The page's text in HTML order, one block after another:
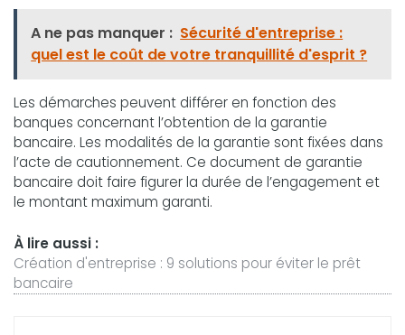
A ne pas manquer : Sécurité d'entreprise :
quel est le coût de votre tranquillité d'esprit ?
Les démarches peuvent différer en fonction des
banques concernant l’obtention de la garantie
bancaire. Les modalités de la garantie sont fixées dans
l’acte de cautionnement. Ce document de garantie
bancaire doit faire figurer la durée de l’engagement et
le montant maximum garanti.
À lire aussi :
Création d'entreprise : 9 solutions pour éviter le prêt
bancaire